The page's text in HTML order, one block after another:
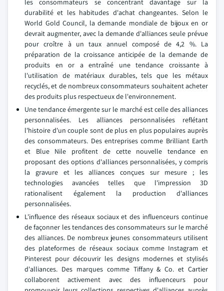
les consommateurs se concentrant davantage sur la
durabilité et les habitudes d'achat changeantes. Selon le
World Gold Council, la demande mondiale de bijoux en or
devrait augmenter, avec la demande d'alliances seule prévue
pour croître à un taux annuel composé de 4,2 %. La
préparation de la croissance anticipée de la demande de
produits en or a entraîné une tendance croissante à
l'utilisation de matériaux durables, tels que les métaux
recyclés, et de nombreux consommateurs souhaitent acheter
des produits plus respectueux de l'environnement.
Une tendance émergente sur le marché est celle des alliances
personnalisées. Les alliances personnalisées reflétant
l'histoire d'un couple sont de plus en plus populaires auprès
des consommateurs. Des entreprises comme Brilliant Earth
et Blue Nile profitent de cette nouvelle tendance en
proposant des options d'alliances personnalisées, y compris
la gravure et les alliances conçues sur mesure ; les
technologies avancées telles que l'impression 3D
rationalisent également la production d'alliances
personnalisées.
L'influence des réseaux sociaux et des influenceurs continue
de façonner les tendances des consommateurs sur le marché
des alliances. De nombreux jeunes consommateurs utilisent
des plateformes de réseaux sociaux comme Instagram et
Pinterest pour découvrir les designs modernes et stylisés
d'alliances. Des marques comme Tiffany & Co. et Cartier
collaborent activement avec des influenceurs pour